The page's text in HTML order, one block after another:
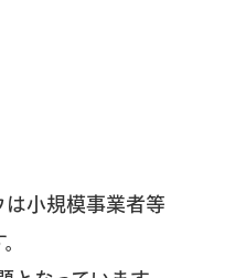
は小規模事業者等